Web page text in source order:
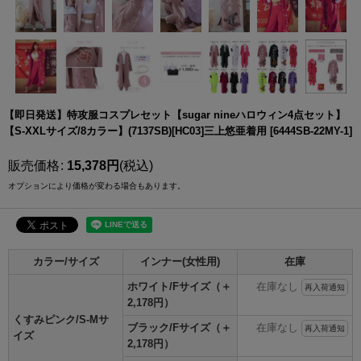
【即日発送】特攻服コスプレセット【sugar nineハロウィン4点セット】
【S-XXLサイズ/8カラー】(7137SB)[HC03]三上悠亜着用 [6444SB-22MY-1]
販売価格: 15,378円 (税込)
オプションにより価格が変わる場合もあります。
カラー/サイズ インナー(女性用) 在庫
くすみピンク/S-Mサ
イズ
ホワイト/Fサイズ（＋
2,178円）
在庫なし 再入荷通知
ブラック/Fサイズ（＋
2,178円）
在庫なし 再入荷通知